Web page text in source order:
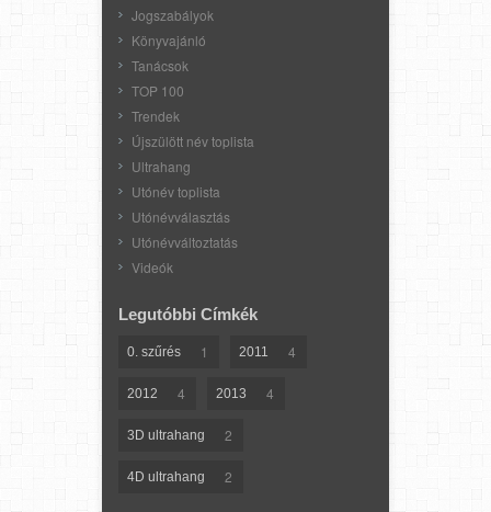
Jogszabályok
Könyvajánló
Tanácsok
TOP 100
Trendek
Újszülött név toplista
Ultrahang
Utónév toplista
Utónévválasztás
Utónévváltoztatás
Videók
Legutóbbi Címkék
0. szűrés 1 2011 4
2012 4 2013 4
3D ultrahang 2
4D ultrahang 2